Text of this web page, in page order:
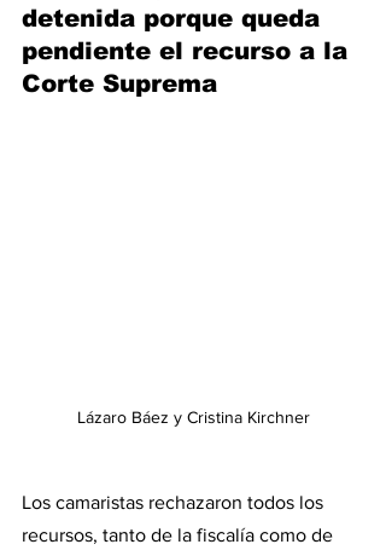
detenida porque queda
pendiente el recurso a la
Corte Suprema
Lázaro Báez y Cristina Kirchner
Los camaristas rechazaron todos los
recursos, tanto de la fiscalía como de